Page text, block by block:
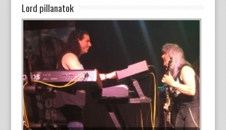
Lord pillanatok